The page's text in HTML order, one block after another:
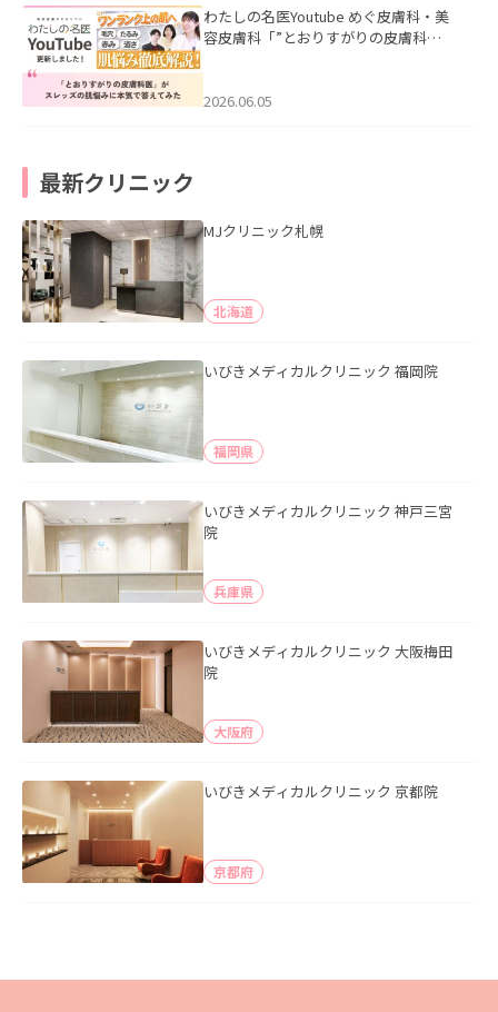
わたしの名医Youtube めぐ皮膚科・美
容皮膚科「”とおりすがりの皮膚科
2026.06.05
最新クリニック
MJクリニック札幌
北海道
いびきメディカルクリニック 福岡院
福岡県
いびきメディカルクリニック 神戸三宮
院
兵庫県
いびきメディカルクリニック 大阪梅田
院
大阪府
いびきメディカルクリニック 京都院
京都府